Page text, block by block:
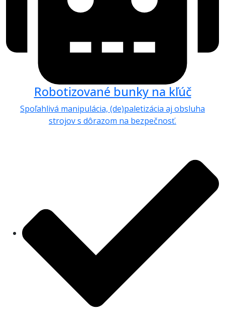
Robotizované bunky na kľúč
Spoľahlivá manipulácia, (de)paletizácia aj obsluha
strojov s dôrazom na bezpečnosť.